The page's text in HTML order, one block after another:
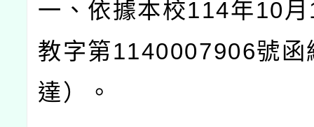
一、依據本校114年10月
教字第1140007906號函
達）。